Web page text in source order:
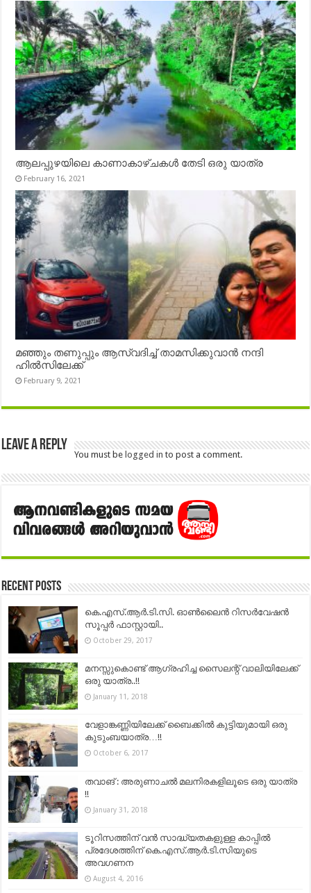
ആലപ്പുഴയിലെ കാണാകാഴ്ചകൾ തേടി ഒരു യാത്ര
February 16, 2021
മഞ്ഞും തണുപ്പും ആസ്വദിച്ച് താമസിക്കുവാൻ നന്ദി
ഹിൽസിലേക്ക്
February 9, 2021
Leave a Reply
You must belogged in to post a comment.
Recent Posts
കെ.എസ്.ആർ.ടി.സി. ഓൺലൈൻ റിസർവേഷൻ
സൂപ്പർ ഫാസ്റ്റായി..
October 29, 2017
മനസ്സുകൊണ്ട് ആഗ്രഹിച്ച സൈലന്റ് വാലിയിലേക്ക്
ഒരു യാത്ര..!!
January 11, 2018
വേളാങ്കണ്ണിയിലേക്ക് ബൈക്കില്‍ കുട്ടിയുമായി ഒരു
കുടുംബയാത്ര…!!
October 6, 2017
തവാങ് : അരുണാചൽ മലനിരകളിലൂടെ ഒരു യാത്ര
!!
January 31, 2018
ടൂറിസത്തിന് വൻ സാദ്ധ്യതകളുള്ള കാപ്പിൽ
പ്രദേശത്തിന് കെ.എസ്.ആർ.ടി.സിയുടെ
അവഗണന
August 4, 2016